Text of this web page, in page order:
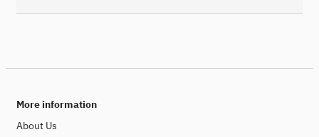
More information
About Us